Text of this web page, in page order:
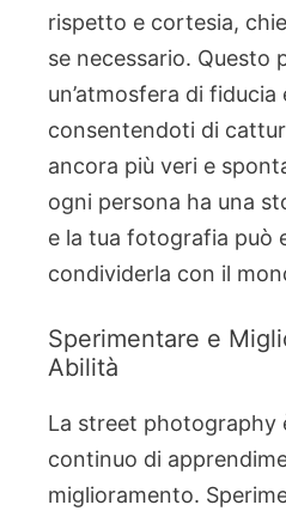
rispetto e cortesia,
se necessario. Questo
un’atmosfera di
consentendoti di
ancora più veri e
ogni persona ha una
e la tua fotografia può
condividerla con il
Sperimentare e
Abilità
La street photography
continuo di
miglioramento.